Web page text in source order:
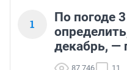
1
По погоде
декабрь, —
87 746 11